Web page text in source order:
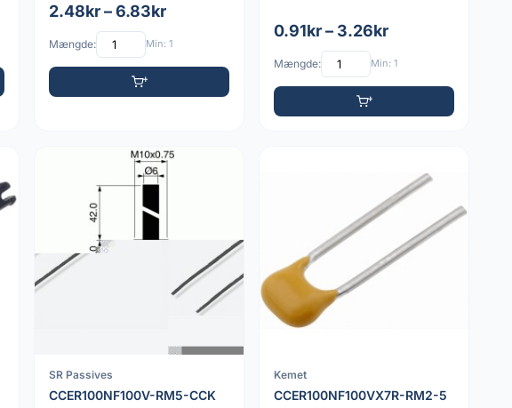
2.48kr – 6.83kr
Mængde: Min: 1
0.91kr – 3.26kr
Mængde: Min: 1
SR Passives
CCER100NF100V-RM5-CCK
Kemet
CCER100NF100VX7R-RM2-5